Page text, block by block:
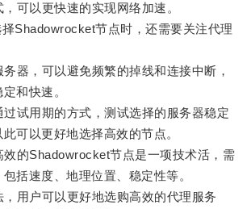
以更快速的实现网络加速。
节点时，还需要关注代理
，可以避免频繁的掉线和连接中断，
和快速。
用期的方式，测试选择的服务器稳定
可以更好地选择高效的节点。
Shadowrocket节点是一项技术活，需
括速度、地理位置、稳定性等。
户可以更好地选购高效的代理服务